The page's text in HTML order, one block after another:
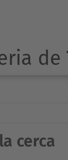
de
cerca